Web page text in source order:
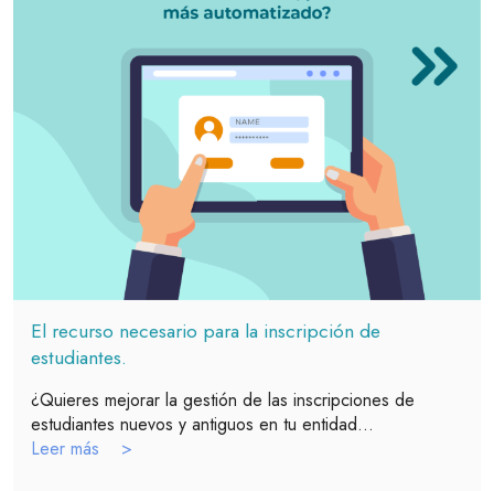
El recurso necesario para la inscripción de
estudiantes.
¿Quieres mejorar la gestión de las inscripciones de
estudiantes nuevos y antiguos en tu entidad...
Leer más >